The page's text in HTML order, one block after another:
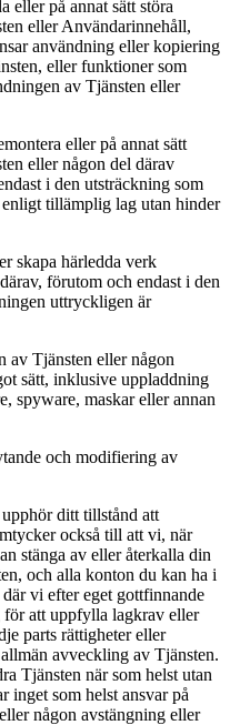
eller på annat sätt störa
eller Användarinnehåll,
användning eller kopiering
eller funktioner som
av Tjänsten eller
eller på annat sätt
eller någon del därav
i den utsträckning som
tillämplig lag utan hinder
skapa härledda verk
förutom och endast i den
uttryckligen är
av Tjänsten eller någon
sätt, inklusive uppladdning
spyware, maskar eller annan
och modifiering av
ditt tillstånd att
också till att vi, när
stänga av eller återkalla din
och alla konton du kan ha i
vi efter eget gottfinnande
för att uppfylla lagkrav eller
parts rättigheter eller
avveckling av Tjänsten.
Tjänsten när som helst utan
inget som helst ansvar på
någon avstängning eller